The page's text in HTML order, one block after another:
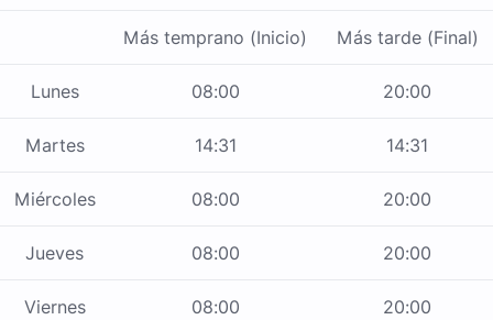
Más temprano (Inicio) Más tarde (Final)
Lunes 08:00 20:00
Martes 14:31 14:31
Miércoles 08:00 20:00
Jueves 08:00 20:00
Viernes 08:00 20:00